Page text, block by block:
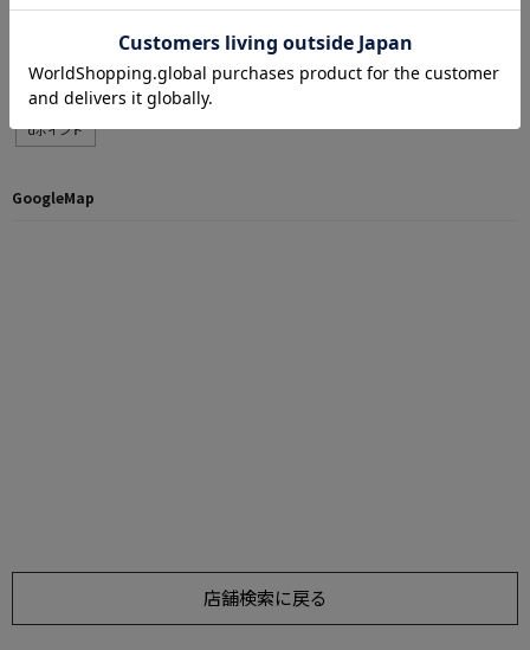
ポイントサービス
dポイント
GoogleMap
店舗検索に戻る